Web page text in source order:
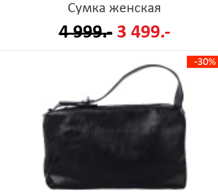
Сумка женская
4 999.- 3 499.-
-30%